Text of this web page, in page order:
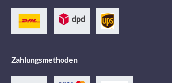
Zahlungsmethoden